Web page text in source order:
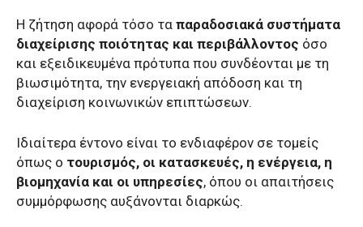
Η ζήτηση αφορά τόσο τα παραδοσιακά συστήματα
διαχείρισης ποιότητας και περιβάλλοντος όσο
και εξειδικευμένα πρότυπα που συνδέονται με τη
βιωσιμότητα, την ενεργειακή απόδοση και τη
διαχείριση κοινωνικών επιπτώσεων.
Ιδιαίτερα έντονο είναι το ενδιαφέρον σε τομείς
όπως ο τουρισμός, οι κατασκευές, η ενέργεια, η
βιομηχανία και οι υπηρεσίες, όπου οι απαιτήσεις
συμμόρφωσης αυξάνονται διαρκώς.